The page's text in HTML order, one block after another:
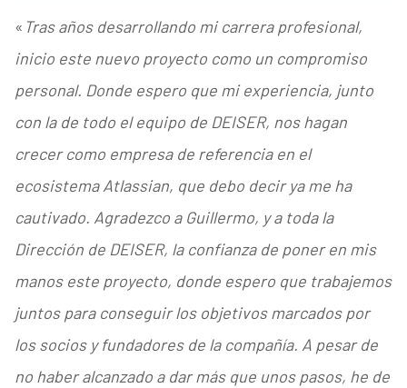
« Tras años desarrollando mi carrera profesional,
inicio este nuevo proyecto como un compromiso
personal. Donde espero que mi experiencia, junto
con la de todo el equipo de DEISER, nos hagan
crecer como empresa de referencia en el
ecosistema Atlassian, que debo decir ya me ha
cautivado. Agradezco a Guillermo, y a toda la
Dirección de DEISER, la confianza de poner en mis
manos este proyecto, donde espero que trabajemos
juntos para conseguir los objetivos marcados por
los socios y fundadores de la compañía. A pesar de
no haber alcanzado a dar más que unos pasos, he de